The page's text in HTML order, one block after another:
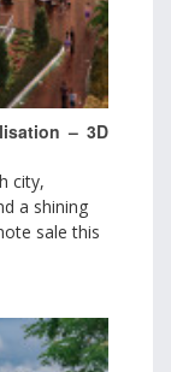
– 3D
city,
a shining
sale this